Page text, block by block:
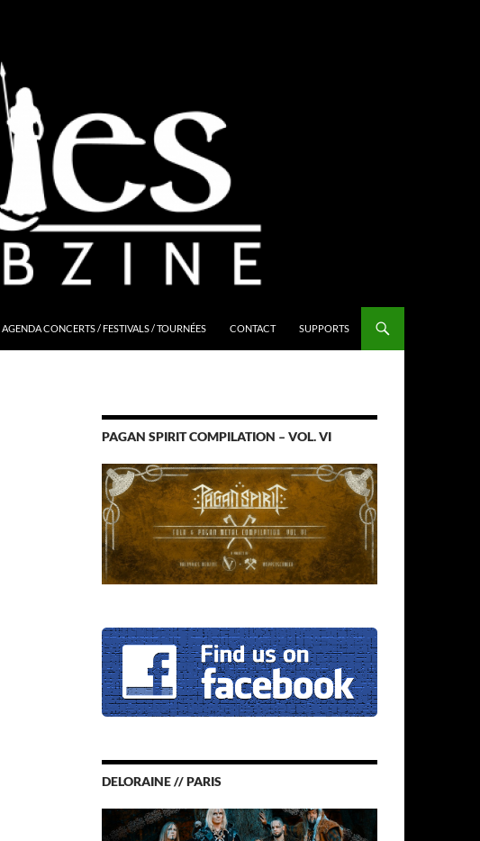
AGENDA CONCERTS / FESTIVALS / TOURNÉES CONTACT SUPPORTS
PAGAN SPIRIT COMPILATION – VOL. VI
DELORAINE // PARIS